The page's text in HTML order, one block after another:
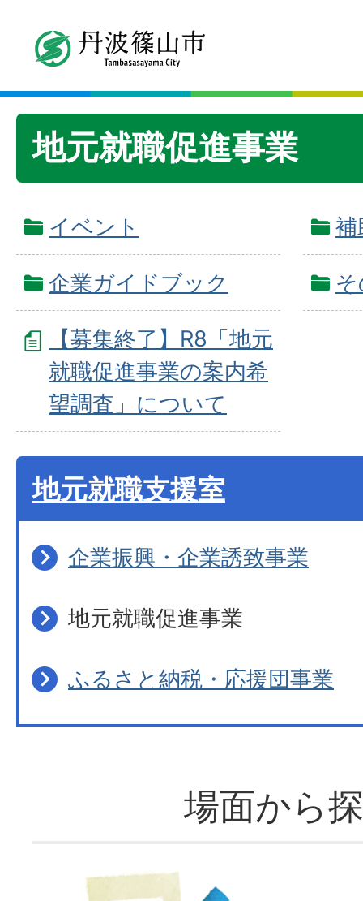
地元就職促進事業
イベント 補
企業ガイドブック
【募集終了】R8「地元
就職促進事業の案内希
望調査」について
地元就職支援室
企業振興・企業誘致事業
地元就職促進事業
ふるさと納税・応援団事業
場面から